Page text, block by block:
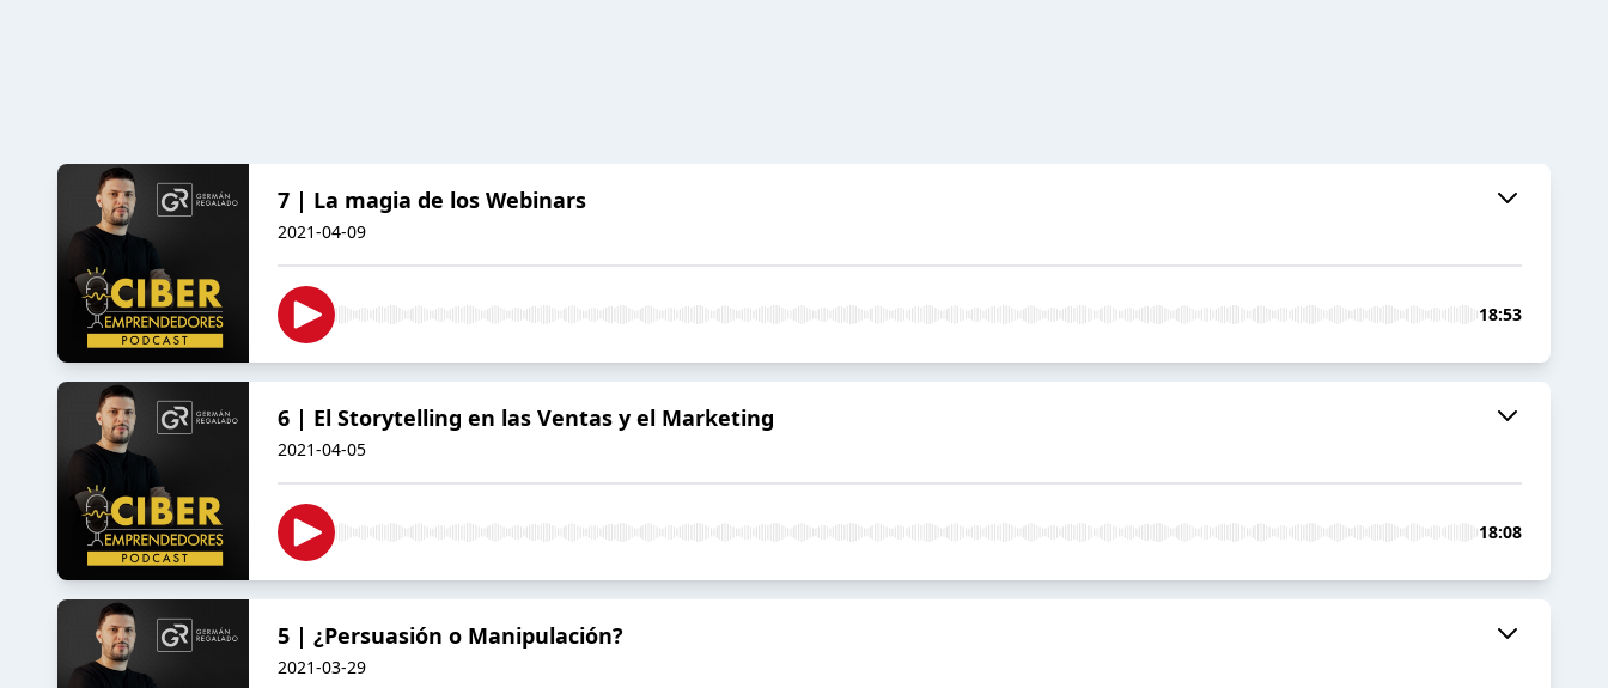
7 | La magia de los Webinars
2021-04-09
18:53
6 | El Storytelling en las Ventas y el Marketing
2021-04-05
18:08
5 | ¿Persuasión o Manipulación?
2021-03-29